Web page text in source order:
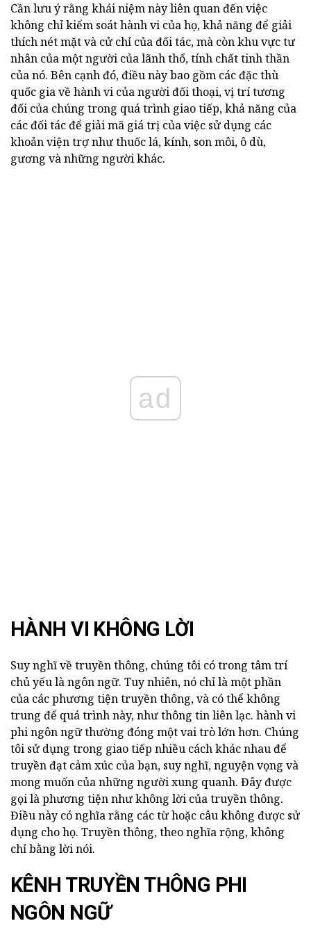
Cần lưu ý rằng khái niệm này liên quan đến việc
không chỉ kiểm soát hành vi của họ, khả năng để giải
thích nét mặt và cử chỉ của đối tác, mà còn khu vực tư
nhân của một người của lãnh thổ, tính chất tinh thần
của nó. Bên cạnh đó, điều này bao gồm các đặc thù
quốc gia về hành vi của người đối thoại, vị trí tương
đối của chúng trong quá trình giao tiếp, khả năng của
các đối tác để giải mã giá trị của việc sử dụng các
khoản viện trợ như thuốc lá, kính, son môi, ô dù,
gương và những người khác.
ad
HÀNH VI KHÔNG LỜI
Suy nghĩ về truyền thông, chúng tôi có trong tâm trí
chủ yếu là ngôn ngữ. Tuy nhiên, nó chỉ là một phần
của các phương tiện truyền thông, và có thể không
trung để quá trình này, như thông tin liên lạc. hành vi
phi ngôn ngữ thường đóng một vai trò lớn hơn. Chúng
tôi sử dụng trong giao tiếp nhiều cách khác nhau để
truyền đạt cảm xúc của bạn, suy nghĩ, nguyện vọng và
mong muốn của những người xung quanh. Đây được
gọi là phương tiện như không lời của truyền thông.
Điều này có nghĩa rằng các từ hoặc câu không được sử
dụng cho họ. Truyền thông, theo nghĩa rộng, không
chỉ bằng lời nói.
KÊNH TRUYỀN THÔNG PHI
NGÔN NGỮ